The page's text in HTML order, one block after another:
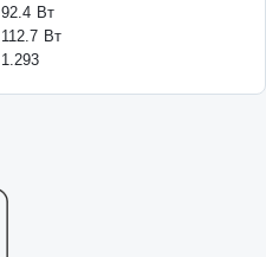
92.4 Вт
112.7 Вт
1.293